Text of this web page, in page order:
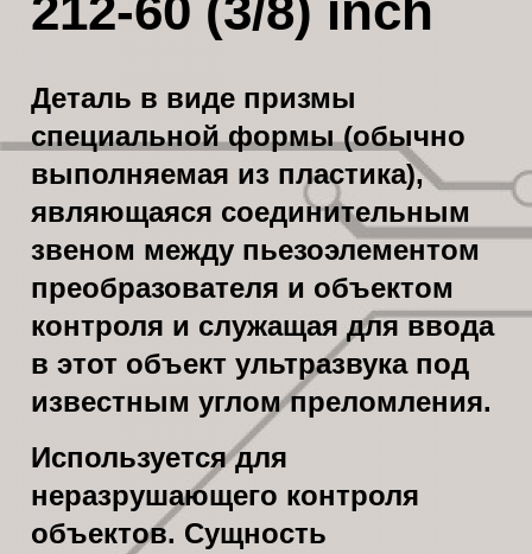
Деталь в виде призмы
специальной формы(обычно
выполняемая из пластика),
являющаяся соединительным
звеном между пьезоэлементом
преобразователя и объектом
контроля и служащая дляввода
в этот объект ультразвука под
известным углом преломления.
Используется для
неразрушающего контроля
объектов. Сущность